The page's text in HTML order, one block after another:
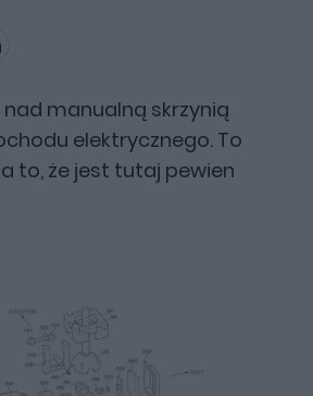
manualną skrzynią
elektrycznego. To
to, że jest tutaj pewien